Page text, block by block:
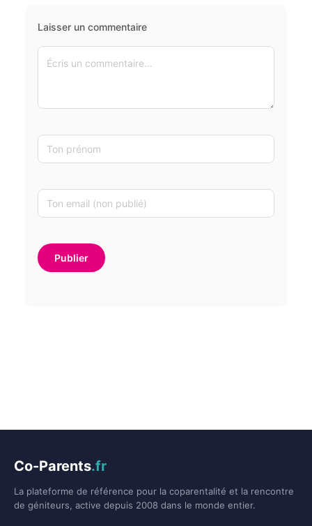
Laisser un commentaire
Co-Parents.fr
La plateforme de référence pour la coparentalité et la rencontre
de géniteurs, active depuis 2008 dans le monde entier.